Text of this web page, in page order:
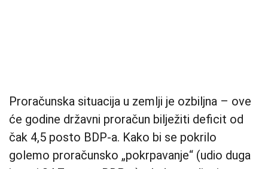
Proračunska situacija u zemlji je ozbiljna – ove
će godine državni proračun bilježiti deficit od
čak 4,5 posto BDP-a. Kako bi se pokrilo
golemo proračunsko „pokrpavanje“ (udio duga